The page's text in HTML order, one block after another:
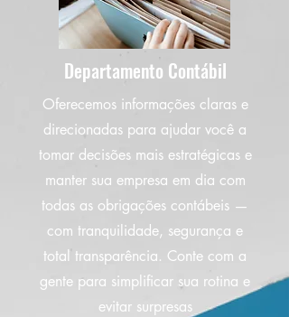
Departamento Contábil
Oferecemos informações claras e
direcionadas para ajudar você a
tomar decisões mais estratégicas e
manter sua empresa em dia com
todas as obrigações contábeis —
com tranquilidade, segurança e
total transparência. Conte com a
gente para simplificar sua rotina e
evitar surpresas